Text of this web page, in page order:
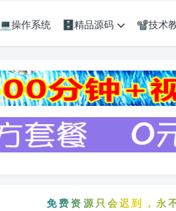
💻操作系统 🗄️精品源码 📽️技术
免费资源只会迟到，永不缺